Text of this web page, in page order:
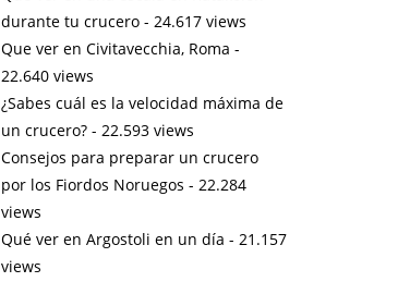
durante tu crucero- 24.617 views
Que ver en Civitavecchia, Roma -
22.640 views
¿Sabes cuál es la velocidad máxima de
un crucero?- 22.593 views
Consejos para preparar un crucero
por los Fiordos Noruegos - 22.284
views
Qué ver en Argostoli en un día - 21.157
views